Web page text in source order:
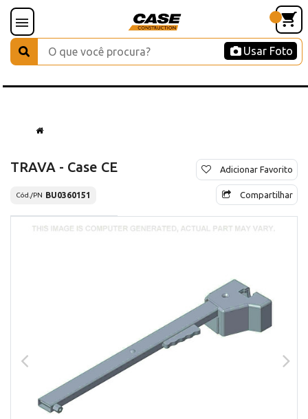
Usar Foto
TRAVA - Case CE
Cód./PN BU0360151
Adicionar Favorito
Compartilhar